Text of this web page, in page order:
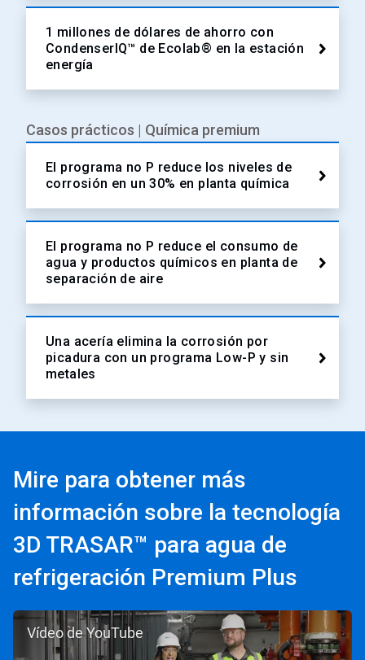
1 millones de dólares de ahorro con
CondenserIQ™ de Ecolab® en la estación
energía
Casos prácticos | Química premium
El programa no P reduce los niveles de
corrosión en un 30% en planta química
El programa no P reduce el consumo de
agua y productos químicos en planta de
separación de aire
Una acería elimina la corrosión por
picadura con un programa Low-P y sin
metales
Mire para obtener más
información sobre la tecnología
3D TRASAR™ para agua de
refrigeración Premium Plus
Vídeo de YouTube